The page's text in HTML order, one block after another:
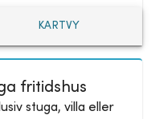
KARTVY
fritidshus
stuga, villa eller